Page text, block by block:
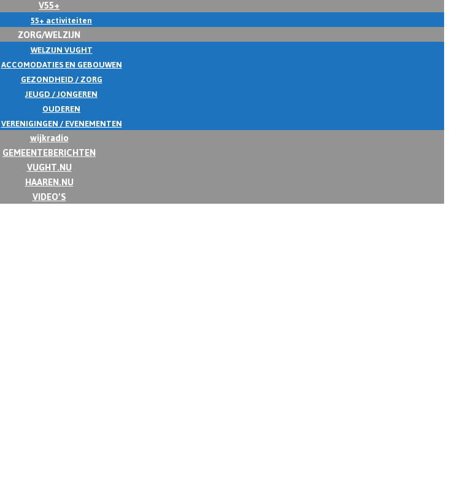
V55+
55+ activiteiten
ZORG/WELZIJN
WELZIJN VUGHT
ACCOMODATIES EN GEBOUWEN
GEZONDHEID / ZORG
JEUGD / JONGEREN
OUDEREN
VERENIGINGEN / EVENEMENTEN
wijkradio
GEMEENTEBERICHTEN
VUGHT.NU
HAAREN.NU
VIDEO’S